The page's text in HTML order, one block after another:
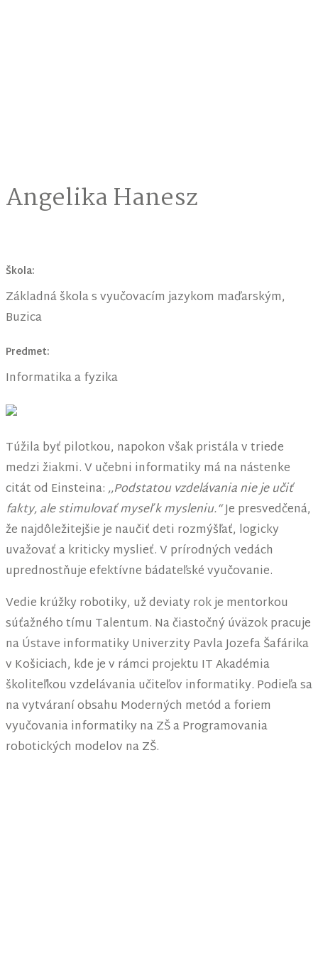
Angelika Hanesz
Škola:
Základná škola s vyučovacím jazykom maďarským,
Buzica
Predmet:
Informatika a fyzika
Túžila byť pilotkou, napokon však pristála v triede
medzi žiakmi. V učebni informatiky má na nástenke
citát od Einsteina:,,Podstatou vzdelávania nie je učiť
fakty, ale stimulovať myseľ k mysleniu.“Je presvedčená,
že najdôležitejšie je naučiť deti rozmýšľať, logicky
uvažovať a kriticky myslieť. V prírodných vedách
uprednostňuje efektívne bádateľské vyučovanie.
Vedie krúžky robotiky, už deviaty rok je mentorkou
súťažného tímu Talentum. Na čiastočný úväzok pracuje
na Ústave informatiky Univerzity Pavla Jozefa Šafárika
v Košiciach, kde je v rámci projektu IT Akadémia
školiteľkou vzdelávania učiteľov informatiky. Podieľa sa
na vytváraní obsahu Moderných metód a foriem
vyučovania informatiky na ZŠ a Programovania
robotických modelov na ZŠ.